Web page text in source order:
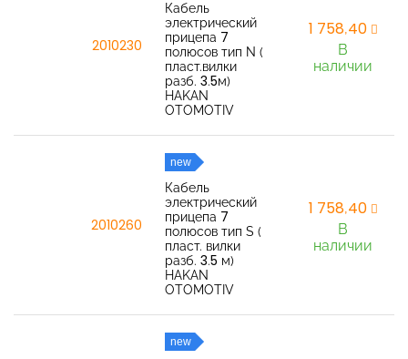
2010230
Кабель
электрический
прицепа 7
полюсов тип N (
пласт.вилки
разб. 3.5м)
HAKAN
OTOMOTIV
1 758,40
В
наличии
2010260
new
Кабель
электрический
прицепа 7
полюсов тип S (
пласт. вилки
разб. 3.5 м)
HAKAN
OTOMOTIV
1 758,40
В
наличии
new